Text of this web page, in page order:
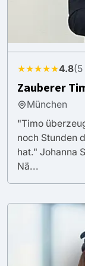
★★★★★4.8(5
Zauberer
München
"Timo
noch Stunden
hat." Johanna
Nä...